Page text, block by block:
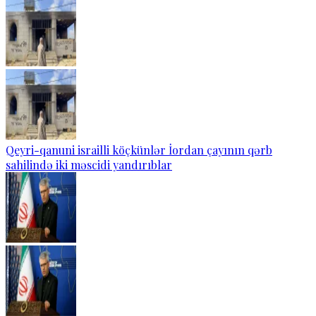
Qeyri-qanuni israilli köçkünlər İordan çayının qərb
sahilində iki məscidi yandırıblar